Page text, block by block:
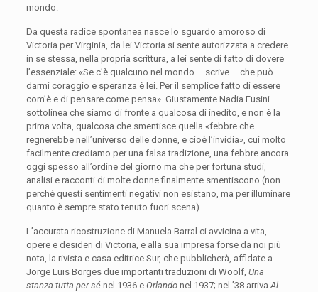
mondo.
Da questa radice spontanea nasce lo sguardo amoroso di
Victoria per Virginia, da lei Victoria si sente autorizzata a credere
in se stessa, nella propria scrittura, a lei sente di fatto di dovere
l’essenziale: «Se c’è qualcuno nel mondo – scrive – che può
darmi coraggio e speranza è lei. Per il semplice fatto di essere
com’è e di pensare come pensa». Giustamente Nadia Fusini
sottolinea che siamo di fronte a qualcosa di inedito, e non è la
prima volta, qualcosa che smentisce quella «febbre che
regnerebbe nell’universo delle donne, e cioè l’invidia», cui molto
facilmente crediamo per una falsa tradizione, una febbre ancora
oggi spesso all’ordine del giorno ma che per fortuna studi,
analisi e racconti di molte donne finalmente smentiscono (non
perché questi sentimenti negativi non esistano, ma per illuminare
quanto è sempre stato tenuto fuori scena).
L’accurata ricostruzione di Manuela Barral ci avvicina a vita,
opere e desideri di Victoria, e alla sua impresa forse da noi più
nota, la rivista e casa editrice Sur, che pubblicherà, affidate a
Jorge Luis Borges due importanti traduzioni di Woolf, Una
stanza tutta per sénel 1936 e Orlandonel 1937; nel ’38 arriva Al